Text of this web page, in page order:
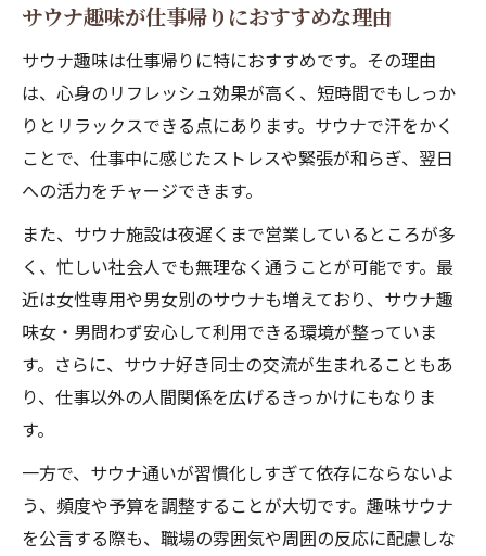
サウナ趣味が仕事帰りにおすすめな理由
サウナ趣味は仕事帰りに特におすすめです。その理由
は、心身のリフレッシュ効果が高く、短時間でもしっか
りとリラックスできる点にあります。サウナで汗をかく
ことで、仕事中に感じたストレスや緊張が和らぎ、翌日
への活力をチャージできます。
また、サウナ施設は夜遅くまで営業しているところが多
く、忙しい社会人でも無理なく通うことが可能です。最
近は女性専用や男女別のサウナも増えており、サウナ趣
味女・男問わず安心して利用できる環境が整っていま
す。さらに、サウナ好き同士の交流が生まれることもあ
り、仕事以外の人間関係を広げるきっかけにもなりま
す。
一方で、サウナ通いが習慣化しすぎて依存にならないよ
う、頻度や予算を調整することが大切です。趣味サウナ
を公言する際も、職場の雰囲気や周囲の反応に配慮しな